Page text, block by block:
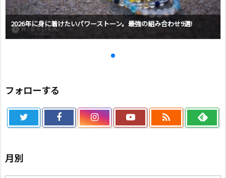
2026年に身に着けたいパワーストーン。最強の組み合わせ9選!
フォローする

月別